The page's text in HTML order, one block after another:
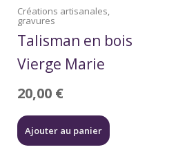
Créations artisanales,
gravures
Talisman en bois
Vierge Marie
20,00 €
Ajouter au panier